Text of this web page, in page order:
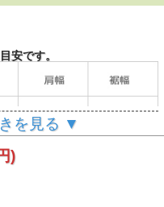
安です。
を見る ▼
)